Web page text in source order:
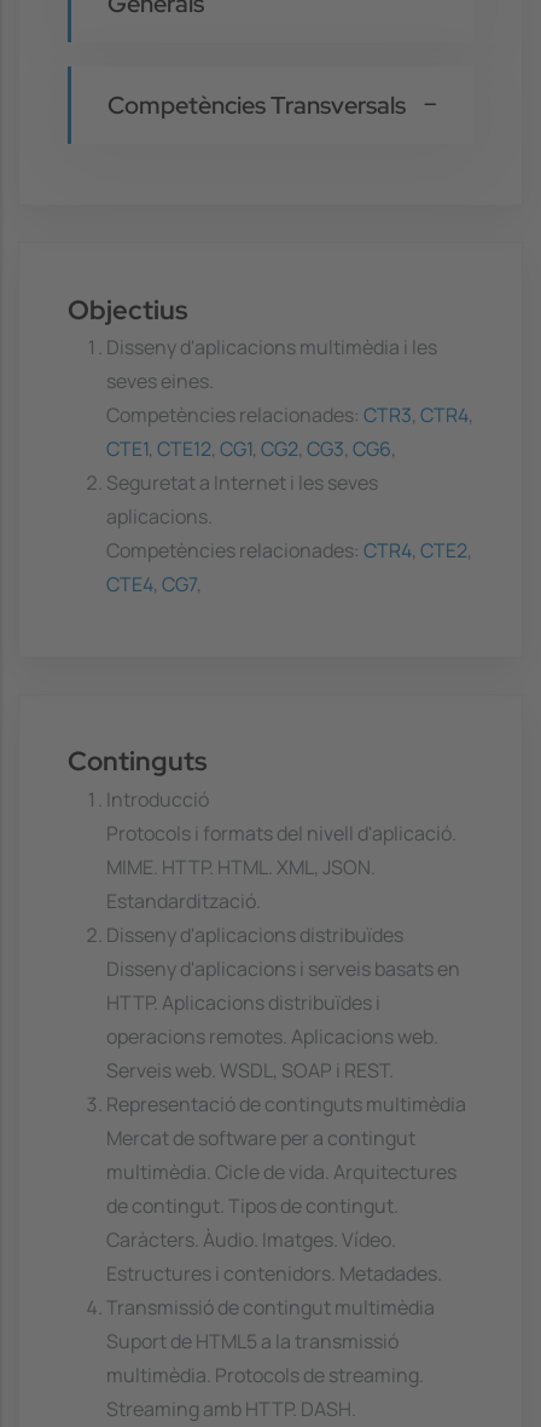
Competències Transversals
Objectius
Disseny d'aplicacions multimèdia i les
seves eines.
Competències relacionades: CTR3, CTR4,
CTE1, CTE12, CG1, CG2, CG3, CG6,
Seguretat a Internet i les seves
aplicacions.
Competències relacionades: CTR4, CTE2,
CTE4, CG7,
Continguts
Introducció
Protocols i formats del nivell d'aplicació.
MIME. HTTP. HTML. XML, JSON.
Estandardització.
Disseny d'aplicacions distribuïdes
Disseny d'aplicacions i serveis basats en
HTTP. Aplicacions distribuïdes i
operacions remotes. Aplicacions web.
Serveis web. WSDL, SOAP i REST.
Representació de continguts multimèdia
Mercat de software per a contingut
multimèdia. Cicle de vida. Arquitectures
de contingut. Tipos de contingut.
Caràcters. Àudio. Imatges. Vídeo.
Estructures i contenidors. Metadades.
Transmissió de contingut multimèdia
Suport de HTML5 a la transmissió
multimèdia. Protocols de streaming.
Streaming amb HTTP. DASH.